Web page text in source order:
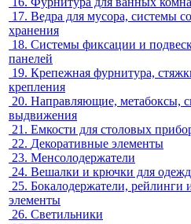
17. Ведра для мусора, системы
хранения
18. Системы фиксации и
панелей
19. Крепежная фурнитура,
крепления
20. Направляющие, метабоксы,
выдвижения
21. Емкости для столовых
22. Декоративные элементы
23. Менсолодержатели
24. Вешалки и крючки для
25. Бокалодержатели, рейлинги
элементы
26. Светильники